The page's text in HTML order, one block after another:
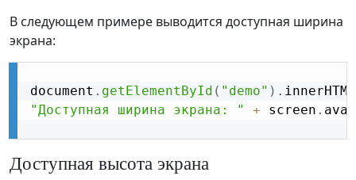
В следующем примере выводится доступная ширина
экрана:
document . getElementById ( "demo" ) .
"Доступная ширина экрана: "
+ screen .
Доступная высота экрана